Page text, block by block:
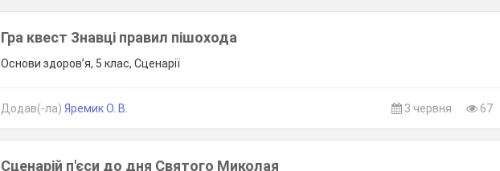
Гра квест Знавці правил пішохода
Основи здоров’я, 5 клас, Сценарії
Додав(-ла)Яремик О. В. 3 червня 67
Сценарій п'єси до дня Святого Миколая